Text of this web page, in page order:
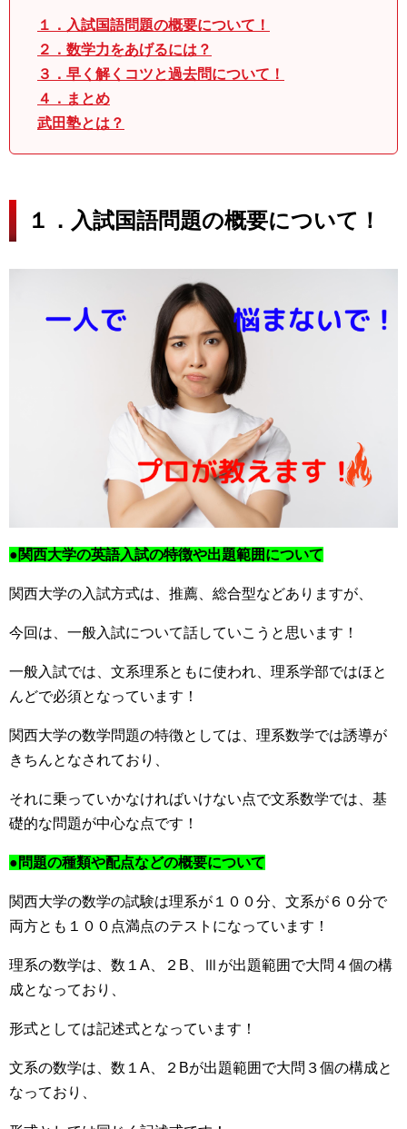
１．入試国語問題の概要について！
２．数学力をあげるには？
３．早く解くコツと過去問について！
４．まとめ
武田塾とは？
１．入試国語問題の概要について！
●関西大学の英語入試の特徴や出題範囲について
関西大学の入試方式は、推薦、総合型などありますが、
今回は、一般入試について話していこうと思います！
一般入試では、文系理系ともに使われ、理系学部ではほと
んどで必須となっています！
関西大学の数学問題の特徴としては、理系数学では誘導が
きちんとなされており、
それに乗っていかなければいけない点で文系数学では、基
礎的な問題が中心な点です！
●問題の種類や配点などの概要について
関西大学の数学の試験は理系が１００分、文系が６０分で
両方とも１００点満点のテストになっています！
理系の数学は、数１A、２B、Ⅲが出題範囲で大問４個の構
成となっており、
形式としては記述式となっています！
文系の数学は、数１A、２Bが出題範囲で大問３個の構成と
なっており、